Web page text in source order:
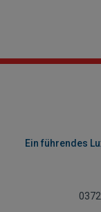
Ein führendes